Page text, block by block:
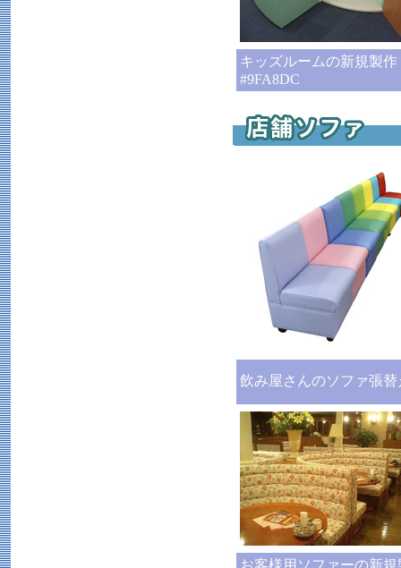
キッズルームの新規製作
#9FA8DC
飲み屋さんのソファ張替
お客様用ソファーの新規